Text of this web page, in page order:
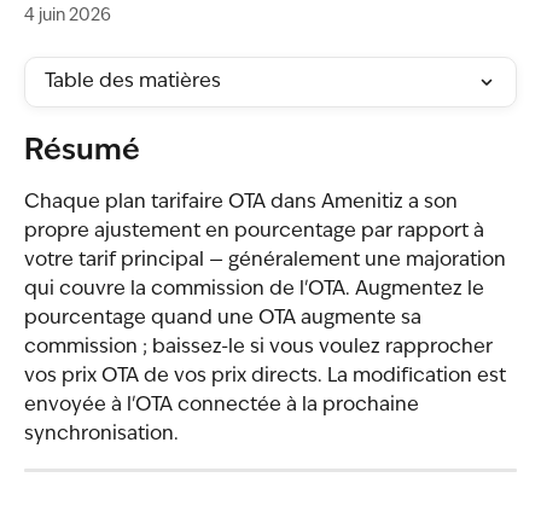
4 juin 2026
Table des matières
Résumé
Chaque plan tarifaire OTA dans Amenitiz a son
propre ajustement en pourcentage par rapport à
votre tarif principal — généralement une majoration
qui couvre la commission de l'OTA. Augmentez le
pourcentage quand une OTA augmente sa
commission ; baissez-le si vous voulez rapprocher
vos prix OTA de vos prix directs. La modification est
envoyée à l'OTA connectée à la prochaine
synchronisation.